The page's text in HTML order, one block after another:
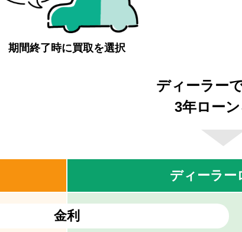
期間終了時に買取を選択
ディーラー
3年ロー
ディーラー
金利